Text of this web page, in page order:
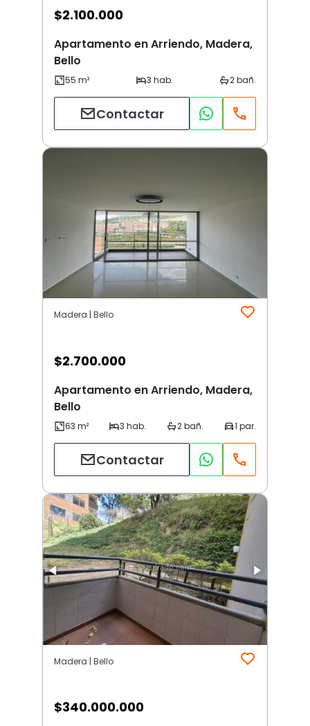
$2.100.000
Apartamento en Arriendo, Madera,
Bello
Contactar
Madera | Bello
$2.700.000
Apartamento en Arriendo, Madera,
Bello
Contactar
Madera | Bello
$340.000.000